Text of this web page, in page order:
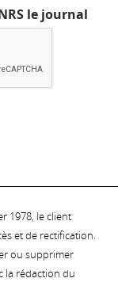
le journal
1978, le client
et de rectification.
ou supprimer
la rédaction du